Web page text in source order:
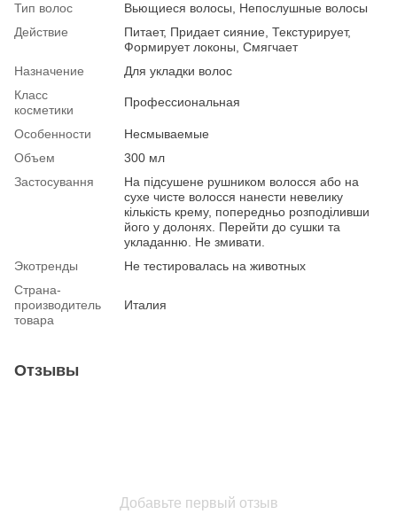
Тип волос
Вьющиеся волосы, Непослушные волосы
Действие
Питает, Придает сияние, Текстурирует,
Формирует локоны, Смягчает
Назначение
Для укладки волос
Класс
косметики
Профессиональная
Особенности
Несмываемые
Объем
300 мл
Застосування
На підсушене рушником волосся або на
сухе чисте волосся нанести невелику
кількість крему, попередньо розподіливши
його у долонях. Перейти до сушки та
укладанню. Не змивати.
Экотренды
Не тестировалась на животных
Страна-
производитель
товара
Италия
Отзывы
Добавьте первый отзыв